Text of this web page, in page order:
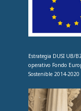
Estrategia DUSI UB/
operativo Fondo
Sostenible 2014-2020